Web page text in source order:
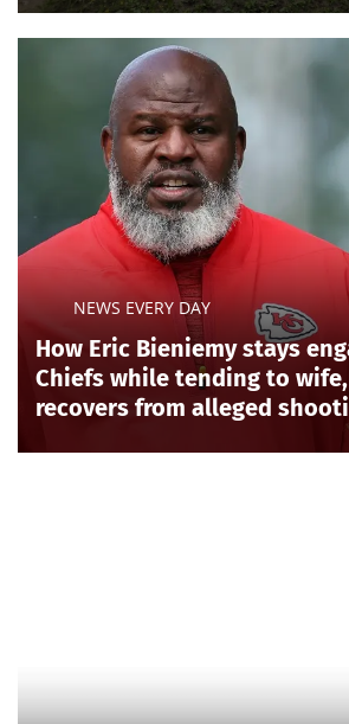
NEWS EVERY DAY
How Eric Bieniemy stays
Chiefs while tending to
recovers from alleged